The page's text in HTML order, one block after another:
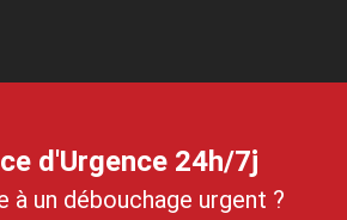
d'Urgence 24h/7j
un débouchage urgent ?